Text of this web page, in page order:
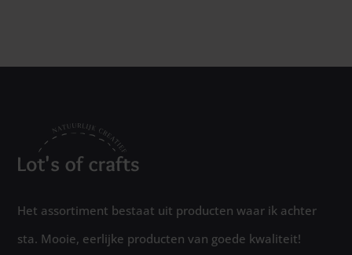
Het assortiment bestaat uit producten waar ik achter
sta. Mooie, eerlijke producten van goede kwaliteit!